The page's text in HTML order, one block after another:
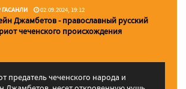
ГАСАНЛИ 02.09.2024, 19:12
Джамбетов - православный русский
чеченского происхождения
предатель чеченского народа и